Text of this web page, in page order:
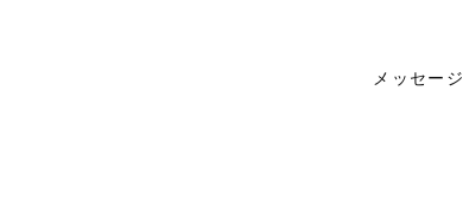
メッセージ